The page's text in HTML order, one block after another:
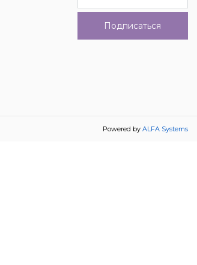
Подписаться
Powered by ALFA Systems